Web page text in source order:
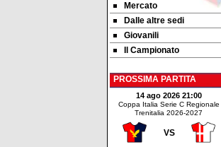
Mercato
Dalle altre sedi
Giovanili
Il Campionato
PROSSIMA PARTITA
14 ago 2026 21:00
Coppa Italia Serie C Regionale
Trenitalia 2026-2027
VS